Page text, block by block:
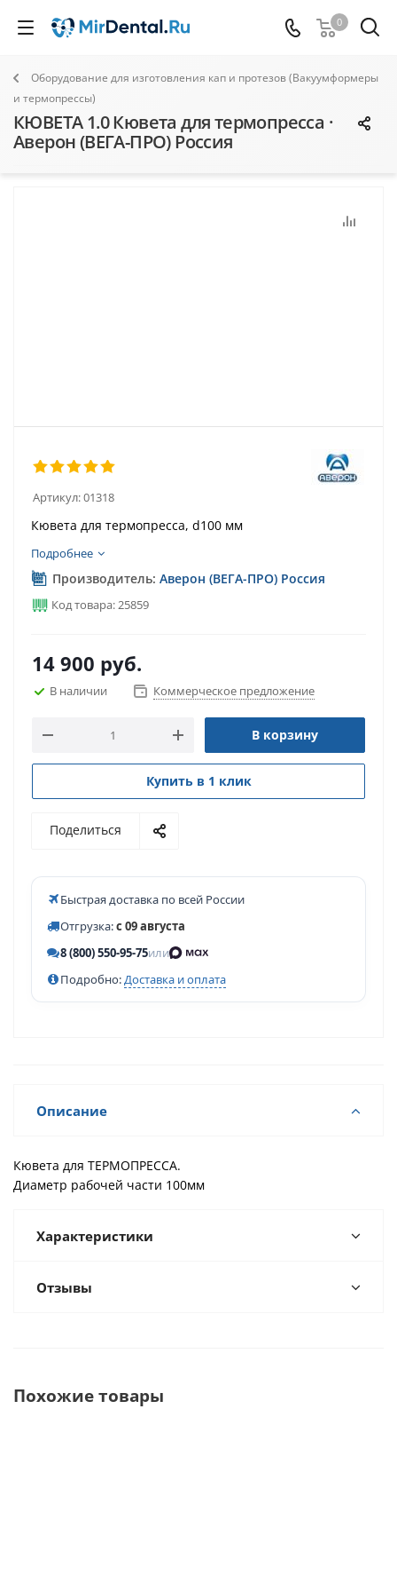
0
Оборудование для изготовления кап и протезов (Вакуумформеры
и термопрессы)
КЮВЕТА 1.0 Кювета для термопресса ·
Аверон (ВЕГА-ПРО) Россия
Артикул:01318
Кювета для термопресса, d100 мм
Подробнее
Производитель: Аверон (ВЕГА-ПРО) Россия
Код товара: 25859
14 900 руб.
В наличии Коммерческое предложение
В корзину
Купить в 1 клик
Поделиться
Быстрая доставка по всей России
Отгрузка:с 09 августа
8 (800) 550-95-75или
Подробно:Доставка и оплата
Описание
Кювета для ТЕРМОПРЕССА.
Диаметр рабочей части 100мм
Характеристики
Отзывы
Похожие товары